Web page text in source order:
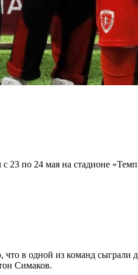
по 24 мая на стадионе
что в одной из команд
Симаков.